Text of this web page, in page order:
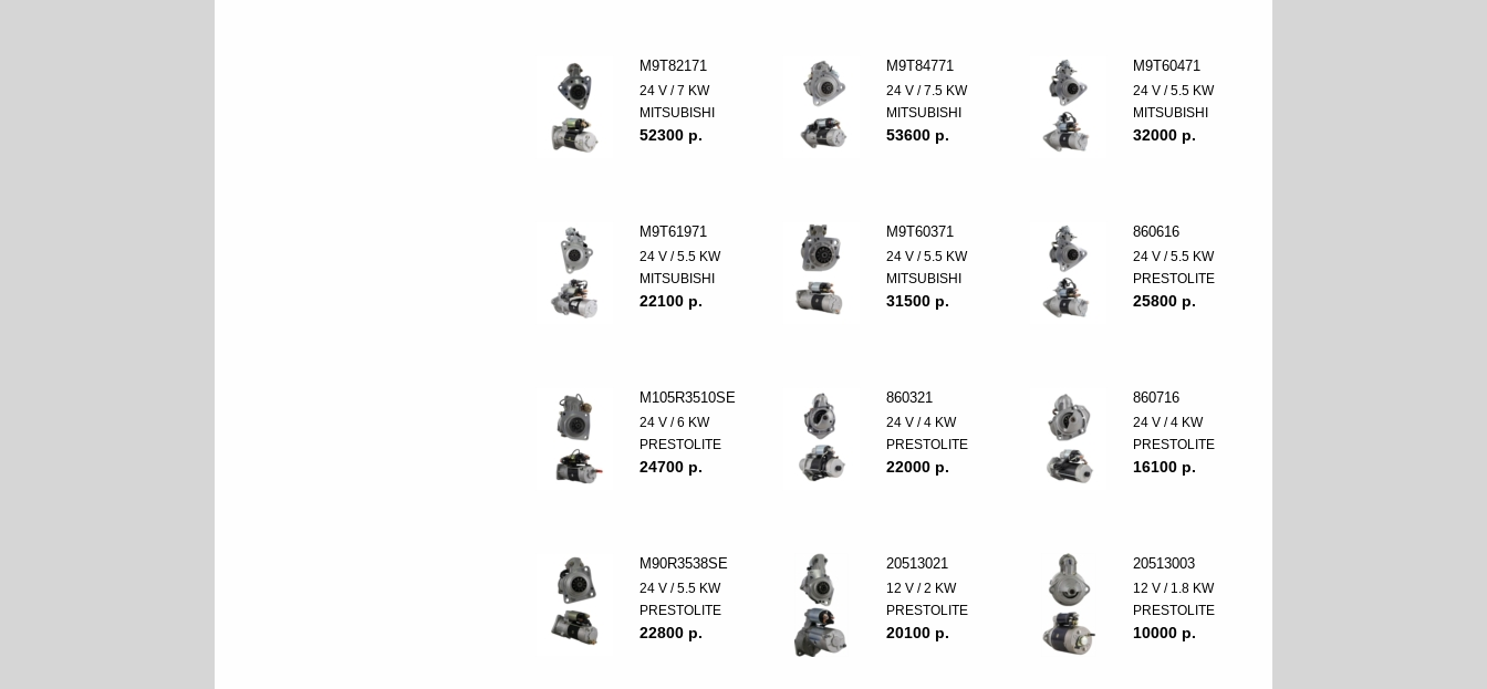
M9T82171
24 V / 7 KW
MITSUBISHI
52300 p.
M9T84771
24 V / 7.5 KW
MITSUBISHI
53600 p.
M9T60471
24 V / 5.5 KW
MITSUBISHI
32000 p.
M9T61971
24 V / 5.5 KW
MITSUBISHI
22100 p.
M9T60371
24 V / 5.5 KW
MITSUBISHI
31500 p.
860616
24 V / 5.5 KW
PRESTOLITE
25800 p.
M105R3510SE
24 V / 6 KW
PRESTOLITE
24700 p.
860321
24 V / 4 KW
PRESTOLITE
22000 p.
860716
24 V / 4 KW
PRESTOLITE
16100 p.
M90R3538SE
24 V / 5.5 KW
PRESTOLITE
22800 p.
20513021
12 V / 2 KW
PRESTOLITE
20100 p.
20513003
12 V / 1.8 KW
PRESTOLITE
10000 p.